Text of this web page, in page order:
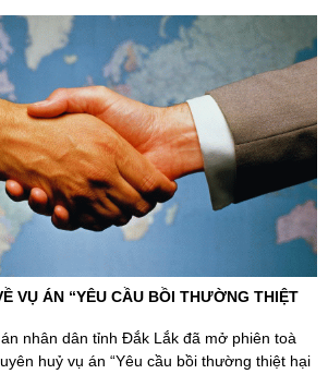
VỤ ÁN “YÊU CẦU BỒI THƯỜNG THIỆT
nhân dân tỉnh Đắk Lắk đã mở phiên toà
huỷ vụ án “Yêu cầu bồi thường thiệt hại